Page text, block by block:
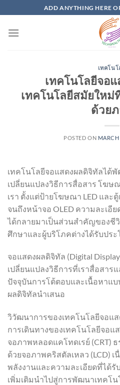
to
content
ADD ANYTHING HERE
เทคโน
เทคโนโลยีจอ
เทคโนโลยีสมัยใหม่
ด้วย
POSTED ON
เทคโนโลยีจอแสดงผลดิจิทัลได้พั
เปลี่ยนแปลงวิธีการสื่อสาร โฆ
เรา ตั้งแต่ป้ายโฆษณา LED แล
จนถึงหน้าจอ OLED ความละเอี
ได้กลายมาเป็นส่วนสำคัญของชี
ศึกษาและผู้บริโภคต่างได้รับปร
จอแสดงผลดิจิทัล (Digital
เปลี่ยนแปลงวิธีการที่เราสื่อสา
ปัจจุบันการโต้ตอบและเนื้อหาแ
ผลดิจิทัลนำเสนอ
วิวัฒนาการของเทคโนโลยีจอแ
การเดินทางของเทคโนโลยีจอแ
จอภาพหลอดแคโทดเรย์ (CRT)
ด้วยจอภาพคริสตัลเหลว (LCD)
พลังงานและความละเอียดที่ได้
เพิ่มเติมนำไปสู่การพัฒนาเทคโน